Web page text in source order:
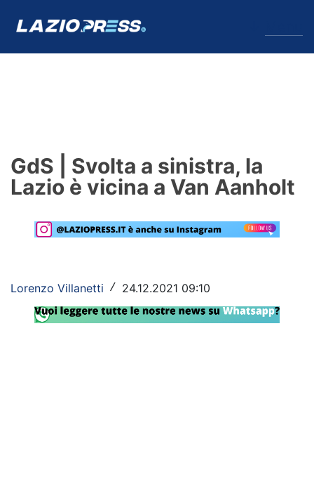
Formello
Primavera
Lazio Women
GdS | Svolta a sinistra, la
Lazio è vicina a Van Aanholt
Lorenzo Villanetti / 24.12.2021 09:10